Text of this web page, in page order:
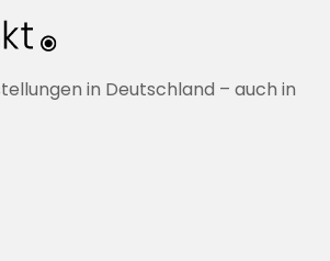
in Deutschland – auch in